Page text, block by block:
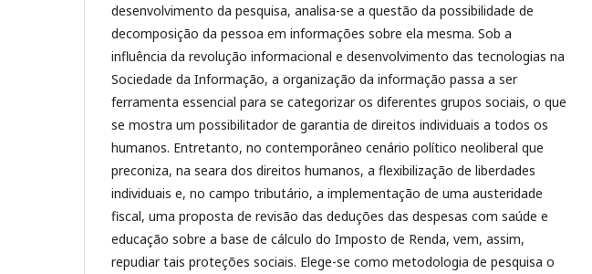
desenvolvimento da pesquisa, analisa-se a questão da possibilidade de
decomposição da pessoa em informações sobre ela mesma. Sob a
influência da revolução informacional e desenvolvimento das tecnologias na
Sociedade da Informação, a organização da informação passa a ser
ferramenta essencial para se categorizar os diferentes grupos sociais, o que
se mostra um possibilitador de garantia de direitos individuais a todos os
humanos. Entretanto, no contemporâneo cenário político neoliberal que
preconiza, na seara dos direitos humanos, a flexibilização de liberdades
individuais e, no campo tributário, a implementação de uma austeridade
fiscal, uma proposta de revisão das deduções das despesas com saúde e
educação sobre a base de cálculo do Imposto de Renda, vem, assim,
repudiar tais proteções sociais. Elege-se como metodologia de pesquisa o